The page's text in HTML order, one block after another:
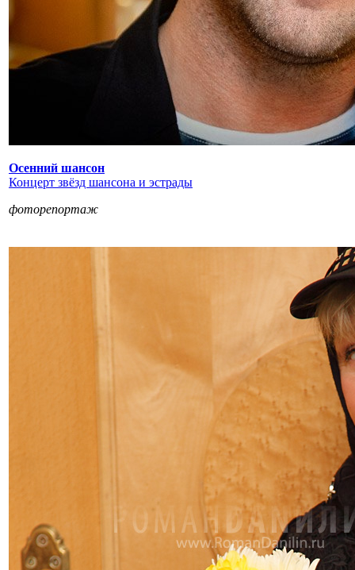
Осенний шансон
Концерт звёзд шансона и эстрады
фоторепортаж